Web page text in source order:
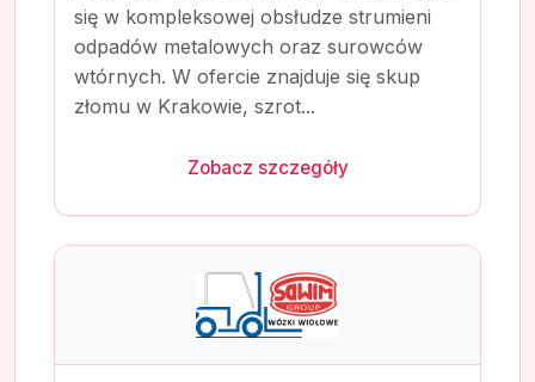
się w kompleksowej obsłudze strumieni
odpadów metalowych oraz surowców
wtórnych. W ofercie znajduje się skup
złomu w Krakowie, szrot...
Zobacz szczegóły